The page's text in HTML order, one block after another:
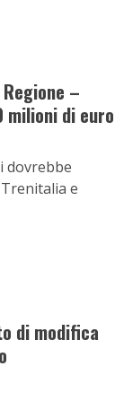
–
milioni di euro
dovrebbe
e
di modifica